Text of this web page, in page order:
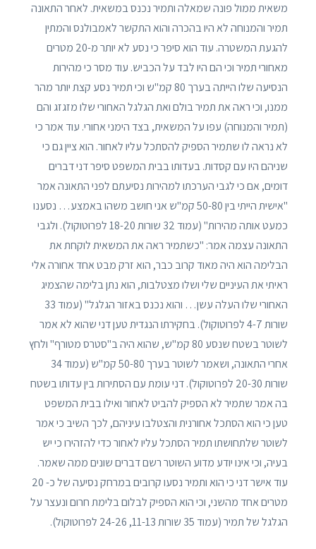
משאית ממול פונה שמאלה ותמיר נכנס במשאית. לאחר התאונה
תמיר והמנוחה לא היו בהכרה והוא התקשר לאמבולנס והמתין
להגעת המשטרה. עוד הוא סיפר כי נסע לא יותר מ-20 מטרים
מאחורי תמיר וכי הם היו לבד על הכביש. עוד מסר כי מהירות
הנסיעה שלו הייתה בערך 80 קמ"ש וכי תמיר נסע קצת יותר מהר
ממנו, וכי ראה את תמיר בולם ואת הגלגל האחורי שלו מזגזג והם
(תמיר והמנוחה) עפו על המשאית, בצד הימני אחורי. עוד אמר כי
לא נראה לו שתמיר הספיק להסתכל עליו לאחור. הוא ציין גם כי
שניהם היו עם קסדות. בעדותו בבית המשפט סיפר דני דברים
דומים, אם כי לגבי הערכתו למהירות נסיעתם לפני התאונה אמר
"אישית הייתי בין 50-80 קמ"ש אני חושב משהו באמצע… נסענו
כמעט אותה מהירות" (עמוד 32 שורות 18-20 לפרוטוקול). ולגבי
התאונה עצמה אמר: "כשתמיר ראה את המשאית לוקחת את
הבלימה הוא היה מאוד קרוב כבר, הוא זרק מבט אחד אחורה אלי
ראיתי את העיניים שלי ושלו מצטלבות, הוא נתן בלימה שהצמיג
האחורי שלו העלה עשן… והוא נכנס באזור הגלגל" (עמוד 33
שורות 4-7 לפרוטוקול). בחקירתו הנגדית טען דני שהוא לא אמר
לשוטר בשטח שנסע 80 קמ"ש, שהוא היה ב"סטרס מטורף" ולחץ
אחרי התאונה, ושאמר לשוטר בערך 50-80 קמ"ש (עמוד 34
שורות 20-30 לפרוטוקול). דני עומת עם הסתירות בין עדותו בשטח
בה אמר שתמיר לא הספיק להביט לאחור ואילו בבית המשפט
טען כי הוא הסתכל אחורנית והצטלבו עיניהם, לכך השיב כי אמר
לשוטר שלתחושתו תמיר הסתכל עליו לאחור כדי להזהירו כי יש
בעיה, וכי אינו יודע מדוע השוטר רשם דברים שונים ממה שאמר.
עוד אישר דני כי הוא ותמיר נסעו קרובים במרחק נסיעה של כ- 20
מטרים אחד מהשני, וכי הוא הספיק לבלום בלימת חרום ונעצר על
הגלגל של תמיר (עמוד 35 שורות 11-13, 24-26 לפרוטוקול).